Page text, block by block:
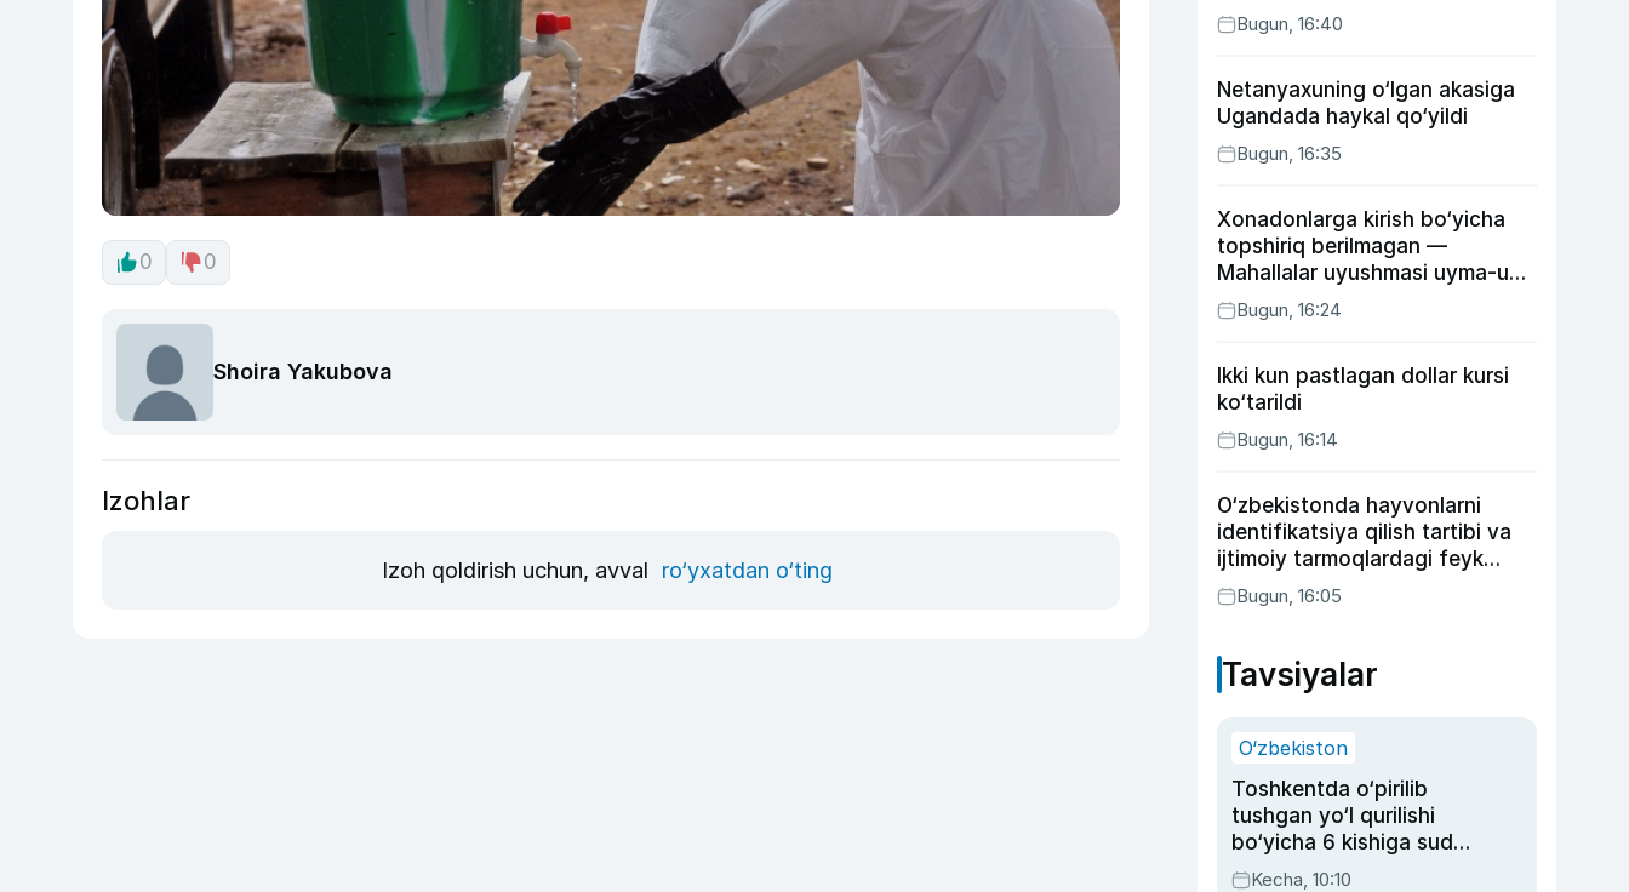
0 0
Shoira Yakubova
Izohlar
Izoh qoldirish uchun, avval ro‘yxatdan o‘ting
o‘tkazib yuboradi
Bugun, 16:40
Netanyaxuning o‘lgan akasiga
Ugandada haykal qo‘yildi
Bugun, 16:35
Xonadonlarga kirish bo‘yicha
topshiriq berilmagan —
Mahallalar uyushmasi uyma-uy
yurgan mas’ullar haqida
Bugun, 16:24
Ikki kun pastlagan dollar kursi
ko‘tarildi
Bugun, 16:14
O‘zbekistonda hayvonlarni
identifikatsiya qilish tartibi va
ijtimoiy tarmoqlardagi feyk
xabarlarga izoh berildi
Bugun, 16:05
Tavsiyalar
O‘zbekiston
Toshkentda o‘pirilib
tushgan yo‘l qurilishi
bo‘yicha 6 kishiga sud
hukmi o‘qildi
Kecha, 10:10